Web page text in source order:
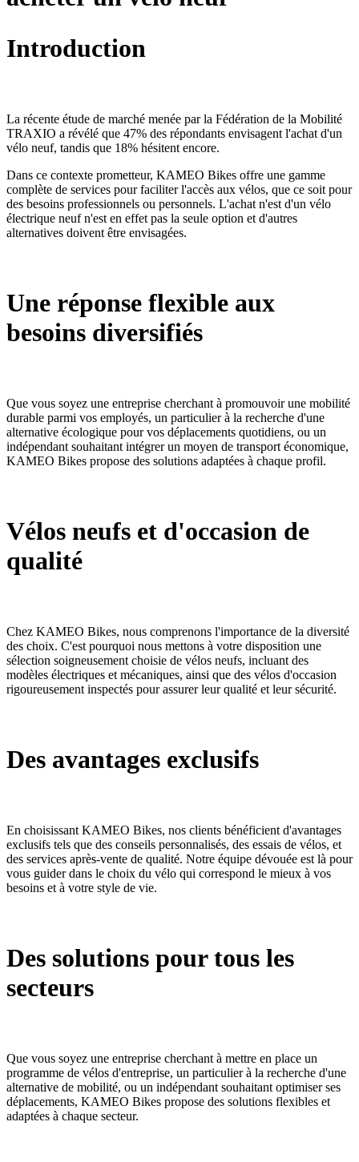
Introduction
La récente étude de marché menée par la Fédération de la Mobilité
TRAXIO a révélé que 47% des répondants envisagent l'achat d'un
vélo neuf, tandis que 18% hésitent encore.
Dans ce contexte prometteur, KAMEO Bikes offre une gamme
complète de services pour faciliter l'accès aux vélos, que ce soit pour
des besoins professionnels ou personnels. L'achat n'est d'un vélo
électrique neuf n'est en effet pas la seule option et d'autres
alternatives doivent être envisagées.
Une réponse flexible aux
besoins diversifiés
Que vous soyez une entreprise cherchant à promouvoir une mobilité
durable parmi vos employés, un particulier à la recherche d'une
alternative écologique pour vos déplacements quotidiens, ou un
indépendant souhaitant intégrer un moyen de transport économique,
KAMEO Bikes propose des solutions adaptées à chaque profil.
Vélos neufs et d'occasion de
qualité
Chez KAMEO Bikes, nous comprenons l'importance de la diversité
des choix. C'est pourquoi nous mettons à votre disposition une
sélection soigneusement choisie de vélos neufs, incluant des
modèles électriques et mécaniques, ainsi que des vélos d'occasion
rigoureusement inspectés pour assurer leur qualité et leur sécurité.
Des avantages exclusifs
En choisissant KAMEO Bikes, nos clients bénéficient d'avantages
exclusifs tels que des conseils personnalisés, des essais de vélos, et
des services après-vente de qualité. Notre équipe dévouée est là pour
vous guider dans le choix du vélo qui correspond le mieux à vos
besoins et à votre style de vie.
Des solutions pour tous les
secteurs
Que vous soyez une entreprise cherchant à mettre en place un
programme de vélos d'entreprise, un particulier à la recherche d'une
alternative de mobilité, ou un indépendant souhaitant optimiser ses
déplacements, KAMEO Bikes propose des solutions flexibles et
adaptées à chaque secteur.